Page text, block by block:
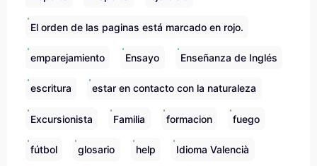
El orden de las paginas está marcado en rojo.
emparejamiento Ensayo Enseñanza de Inglés
escritura estar en contacto con la naturaleza
Excursionista Familia formacion fuego
fútbol glosario help Idioma Valencià